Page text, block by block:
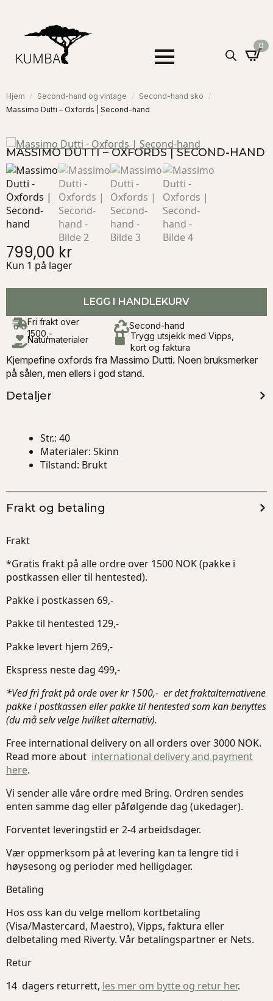
0
Hjem Second-hand og vintage
Second-hand sko
Massimo Dutti – Oxfords | Second-hand
MASSIMO DUTTI – OXFORDS | SECOND-HAND
799,00 kr
Kun 1 på lager
LEGG I HANDLEKURV
Fri frakt over
1500,-
Second-hand
Naturmaterialer
Trygg utsjekk med Vipps,
kort og faktura
Kjempefine oxfords fra Massimo Dutti. Noen bruksmerker
på sålen, men ellers i god stand.
Detaljer
Str.: 40
Materialer: Skinn
Tilstand: Brukt
Frakt og betaling
Frakt
*Gratis frakt på alle ordre over 1500 NOK (pakke i
postkassen eller til hentested).
Pakke i postkassen 69,-
Pakke til hentested 129,-
Pakke levert hjem 269,-
Ekspress neste dag 499,-
*Ved fri frakt på orde over kr 1500,- er det fraktalternativene
pakke i postkassen eller pakke til hentested som kan benyttes
(du må selv velge hvilket alternativ).
Free international delivery on all orders over 3000 NOK.
Read more about international delivery and payment
here.
Vi sender alle våre ordre med Bring. Ordren sendes
enten samme dag eller påfølgende dag (ukedager).
Forventet leveringstid er 2-4 arbeidsdager.
Vær oppmerksom på at levering kan ta lengre tid i
høysesong og perioder med helligdager.
Betaling
Hos oss kan du velge mellom kortbetaling
(Visa/Mastercard, Maestro), Vipps, faktura eller
delbetaling med Riverty. Vår betalingspartner er Nets.
Retur
14 dagers returrett, les mer om bytte og retur her.